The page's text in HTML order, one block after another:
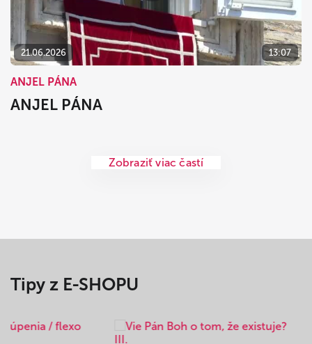
21.06.2026 13:07
ANJEL PÁNA
ANJEL PÁNA
Zobraziť viac častí
Tipy z E-SHOPU